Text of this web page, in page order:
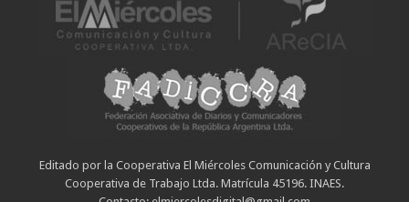
Editado por la Cooperativa El Miércoles Comunicación y Cultura
Cooperativa de Trabajo Ltda. Matrícula 45196. INAES.